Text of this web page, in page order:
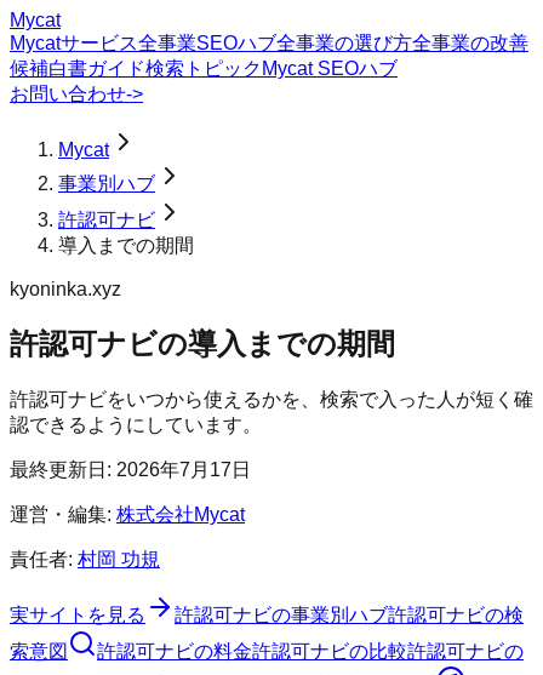
Mycat
Mycatサービス全事業SEOハブ全事業の選び方全事業の改善
候補白書ガイド検索トピック Mycat SEOハブ
お問い合わせ->
Mycat
事業別ハブ
許認可ナビ
導入までの期間
kyoninka.xyz
許認可ナビの導入までの期間
許認可ナビをいつから使えるかを、検索で入った人が短く確
認できるようにしています。
最終更新日: 2026年7月17日
運営・編集: 株式会社Mycat
責任者: 村岡 功規
実サイトを見る 許認可ナビの事業別ハブ許認可ナビの検
索意図
許認可ナビの料金許認可ナビの比較許認可ナビの